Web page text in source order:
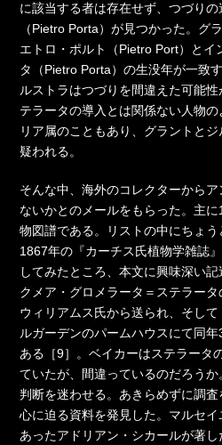
に該当する者は存在せず、つづり
（Pietro Porta）が見つかった。グ
エトロ・ポルト（Pietro Port）とイ
タ（Pietro Porta）の生没年が一致
ルストラはつづりを間違えた可能
テラータの導入とは関係ない人物
リア属のこともあり、グラントと
疑われる。
そんな中、海外のコレクターから
ないかとのメールをもらった。主
物図譜である。リストの中にちょう
1867年の『カーチス氏植物学雑誌
してみたところ、本文に興味深い
クメア・グロメラータ＝ステラー
ウィリアムス氏から送られ、そし
ルガーデンのパームハウスにて同
ある［9］。ベイカーはステラータ
ていたが、間違っているのだろう
判断を迷わせる。あきらめずに調
心に迫る資料を発見した。マルセ
あったアドリアン・シカールが著